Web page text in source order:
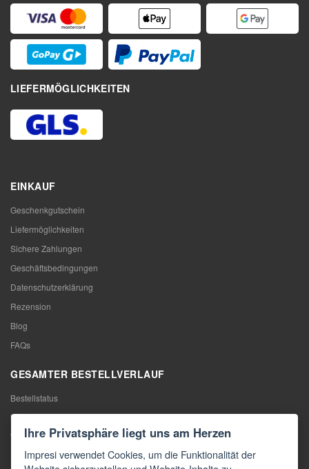
LIEFERMÖGLICHKEITEN
EINKAUF
Geschenkgutschein
Liefermöglichkeiten
Sichere Zahlungen
Geschäftsbedingungen
Datenschutzerklärung
Rezension
Blog
FAQs
GESAMTER BESTELLVERLAUF
Bestellstatus
Meine Bestellung
Warentausch
Rücktritt vom Vertrag
Ihre Privatsphäre liegt uns am Herzen
Impresi verwendet Cookies, um die Funktionalität der